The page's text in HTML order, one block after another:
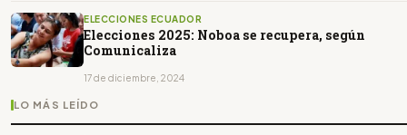
ELECCIONES ECUADOR
Elecciones 2025: Noboa se recupera, según
Comunicaliza
17 de diciembre, 2024
LO MÁS LEÍDO